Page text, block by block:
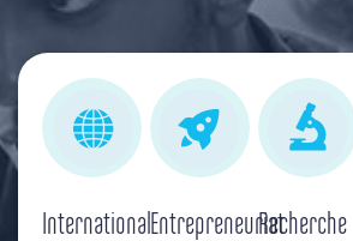
International EntrepreneuriatRecherche